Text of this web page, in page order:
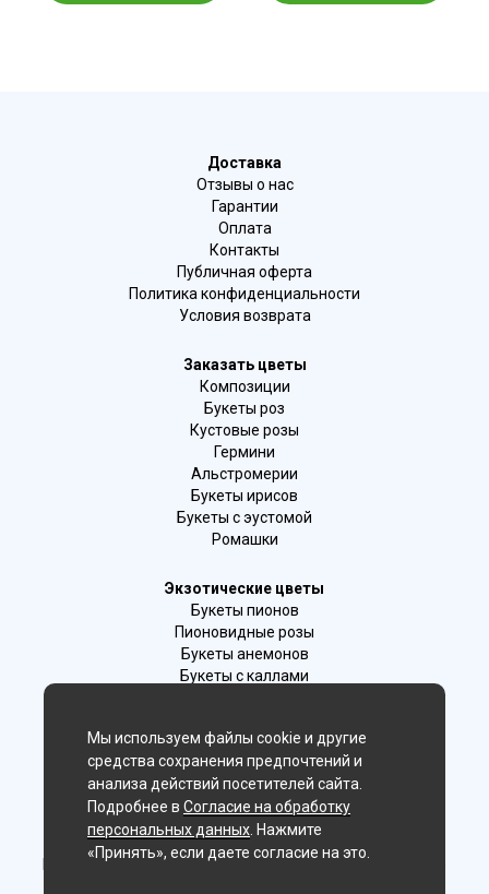
Доставка
Отзывы о нас
Гарантии
Оплата
Контакты
Публичная оферта
Политика конфиденциальности
Условия возврата
Заказать цветы
Композиции
Букеты роз
Кустовые розы
Гермини
Альстромерии
Букеты ирисов
Букеты с эустомой
Ромашки
Экзотические цветы
Букеты пионов
Пионовидные розы
Букеты анемонов
Букеты с каллами
Лаванда
Гиацинты
Мы в соц. сетях:
Новосибирск, 2-й Бронный пер., 28/1 (цветочный салон)
Мы используем файлы cookie и другие
средства сохранения предпочтений и
анализа действий посетителей сайта.
Подробнее в Согласие на обработку
персональных данных . Нажмите
«Принять», если даете согласие на это.